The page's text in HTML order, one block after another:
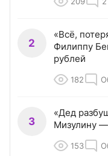
2
«Всё,
Филиппу
рублей
182
3
«Дед
Мизулину —
153